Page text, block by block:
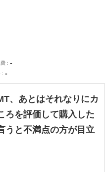
-
-
、あとはそれなりにカ
ろを評価して購入した
うと不満点の方が目立